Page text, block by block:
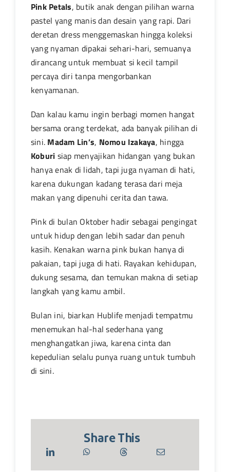
Pink Petals, butik anak dengan pilihan warna
pastel yang manis dan desain yang rapi. Dari
deretan dress menggemaskan hingga koleksi
yang nyaman dipakai sehari-hari, semuanya
dirancang untuk membuat si kecil tampil
percaya diri tanpa mengorbankan
kenyamanan.
Dan kalau kamu ingin berbagi momen hangat
bersama orang terdekat, ada banyak pilihan di
sini. Madam Lin’s, Nomou Izakaya, hingga
Koburi siap menyajikan hidangan yang bukan
hanya enak di lidah, tapi juga nyaman di hati,
karena dukungan kadang terasa dari meja
makan yang dipenuhi cerita dan tawa.
Pink di bulan Oktober hadir sebagai pengingat
untuk hidup dengan lebih sadar dan penuh
kasih. Kenakan warna pink bukan hanya di
pakaian, tapi juga di hati. Rayakan kehidupan,
dukung sesama, dan temukan makna di setiap
langkah yang kamu ambil.
Bulan ini, biarkan Hublife menjadi tempatmu
menemukan hal-hal sederhana yang
menghangatkan jiwa, karena cinta dan
kepedulian selalu punya ruang untuk tumbuh
di sini.
Share This